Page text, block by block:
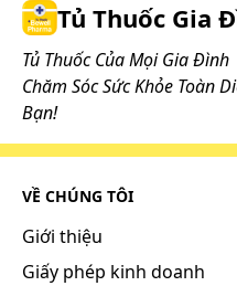
Tủ Thuốc Gia
Tủ Thuốc Của Mọi Gia Đình
Chăm Sóc Sức Khỏe Toàn
Bạn!
VỀ CHÚNG TÔI
Giới thiệu
Giấy phép kinh doanh